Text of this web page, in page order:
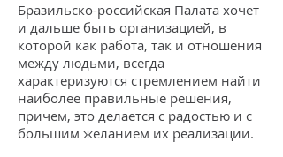
Бразильско-российская Палата хочет
и дальше быть организацией, в
которой как работа, так и отношения
между людьми, всегда
характеризуются стремлением найти
наиболее правильные решения,
причем, это делается с радостью и с
большим желанием их реализации.